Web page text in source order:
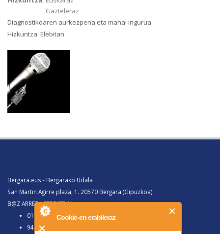
Cookie-en erabileraz
Gazteleraz
Diagnostikoaren aurkezpena eta mahai ingurua.
Hizkuntza: Elebitan
Bergara.eus - Bergarako Udala
San Martin Agirre plaza, 1. 20570 Bergara (Gipuzkoa)
B@Z ARRETA ZERBITZUA:
010, Bergaratik deituz gero
943 77 91 00, Bergaraz kanpotik deituz gero